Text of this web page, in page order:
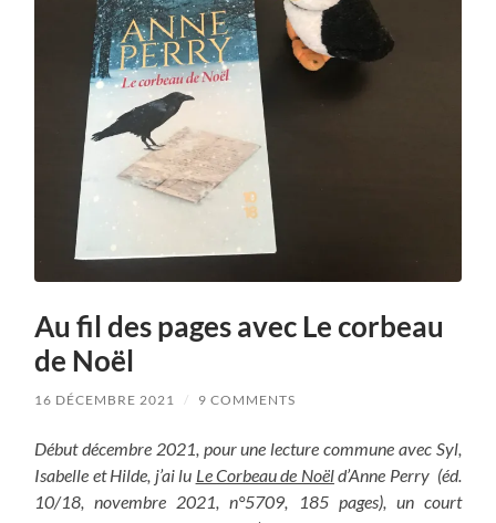
Au fil des pages avec Le corbeau
de Noël
16 DÉCEMBRE 2021 / 9 COMMENTS
Début décembre 2021, pour une lecture commune avec Syl,
Isabelle et Hilde, j’ai lu LeCorbeau de Noëld’Anne Perry (éd.
10/18, novembre 2021, n°5709, 185 pages), un court